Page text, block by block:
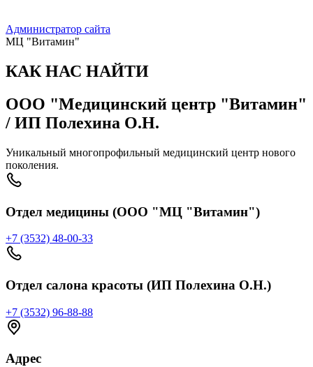
Администратор сайта
МЦ "Витамин"
КАК НАС НАЙТИ
ООО "Медицинский центр "Витамин"
/ ИП Полехина О.Н.
Уникальный многопрофильный медицинский центр нового
поколения.
Отдел медицины (ООО "МЦ "Витамин")
+7 (3532) 48-00-33
Отдел салона красоты (ИП Полехина О.Н.)
+7 (3532) 96-88-88
Адрес